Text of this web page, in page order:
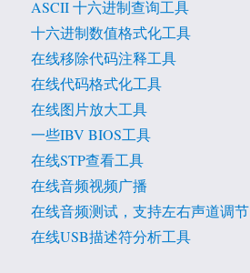
ASCII 十六进制查询工具
十六进制数值格式化工具
在线移除代码注释工具
在线代码格式化工具
在线图片放大工具
一些IBV BIOS工具
在线STP查看工具
在线音频视频广播
在线音频测试，支持左右声道调节
在线USB描述符分析工具